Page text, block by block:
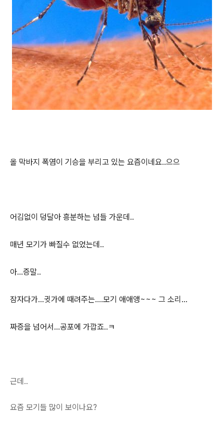
올 막바지 폭염이 기승을 부리고 있는 요즘이네요..으으
어김없이 덩달아 흥분하는 넘들 가운데..
매년 모기가 빠질수 없었는데..
아...증말..
잠자다가...귓가에 때려주는....모기 애애앵~~~ 그 소리...
짜증을 넘어서...공포에 가깝죠..ㅋ
근데..
요즘 모기들 많이 보이나요?